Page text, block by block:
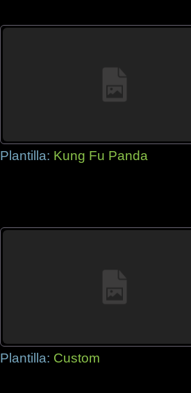
Plantilla: Kung Fu Panda
Plantilla: Custom